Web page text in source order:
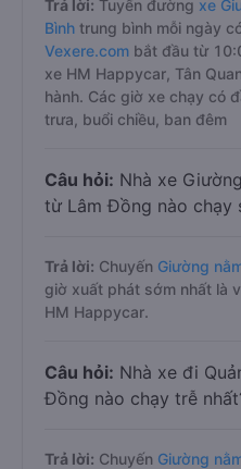
Trả lời: Tuyến đường xe
Bình trung bình mỗi ngày
Vexere.com bắt đầu từ
xe HM Happycar, Tân
hành. Các giờ xe chạy có
trưa, buổi chiều, ban đêm
Câu hỏi: Nhà xe
từ Lâm Đồng nào chạy
Trả lời: Chuyến Giường
giờ xuất phát sớm nhất là
HM Happycar.
Câu hỏi: Nhà xe đi
Đồng nào chạy trễ
Trả lời: Chuyến Giường